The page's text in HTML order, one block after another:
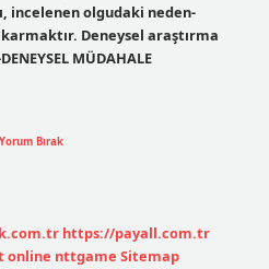
incelenen olgudaki neden-
Deneysel araştırma
MÜDAHALE
Yorum Bırak
https://payall.com.tr
online nttgame Sitemap